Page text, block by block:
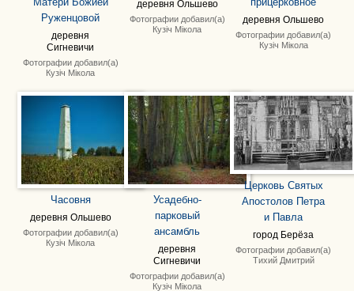
Руженцовой
деревня
Сигневичи
Фотографии добавил(а)
Кузіч Мікола
деревня Ольшево
Фотографии добавил(а)
Кузіч Мікола
деревня Ольшево
Фотографии добавил(а)
Кузіч Мікола
Часовня
деревня Ольшево
Фотографии добавил(а)
Кузіч Мікола
Усадебно-
парковый
ансамбль
деревня
Сигневичи
Фотографии добавил(а)
Кузіч Мікола
Церковь Святых
Апостолов Петра
и Павла
город Берёза
Фотографии добавил(а)
Тихий Дмитрий